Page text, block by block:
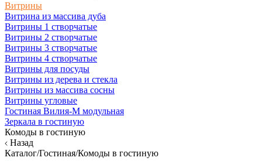
Витрины
Витрина из массива дуба
Витрины 1 створчатые
Витрины 2 створчатые
Витрины 3 створчатые
Витрины 4 створчатые
Витрины для посуды
Витрины из дерева и стекла
Витрины из массива сосны
Витрины угловые
Гостиная Вилия-М модульная
Зеркала в гостиную
Комоды в гостиную
Назад
Каталог/Гостиная/Комоды в гостиную